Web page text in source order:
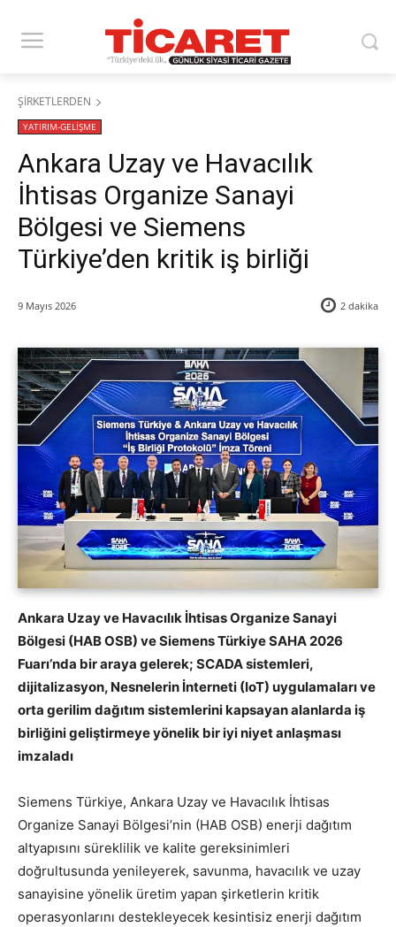
ŞİRKETLERDEN
YATIRIM-GELİŞME
Ankara Uzay ve Havacılık
İhtisas Organize Sanayi
Bölgesi ve Siemens
Türkiye’den kritik iş birliği
9 Mayıs 2026 2 dakika
Ankara Uzay ve Havacılık İhtisas Organize Sanayi
Bölgesi (HAB OSB) ve Siemens Türkiye SAHA 2026
Fuarı’nda bir araya gelerek; SCADA sistemleri,
dijitalizasyon, Nesnelerin İnterneti (IoT) uygulamaları ve
orta gerilim dağıtım sistemlerini kapsayan alanlarda iş
birliğini geliştirmeye yönelik bir iyi niyet anlaşması
imzaladı
Siemens Türkiye, Ankara Uzay ve Havacılık İhtisas
Organize Sanayi Bölgesi’nin (HAB OSB) enerji dağıtım
altyapısını süreklilik ve kalite gereksinimleri
doğrultusunda yenileyerek, savunma, havacılık ve uzay
sanayisine yönelik üretim yapan şirketlerin kritik
operasyonlarını destekleyecek kesintisiz enerji dağıtım